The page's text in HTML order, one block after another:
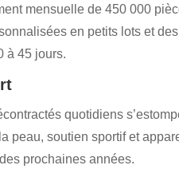
mensuelle de 450 000
en petits lots et
à 45 jours.
quotidiens
peau, soutien sportif et
prochaines années.